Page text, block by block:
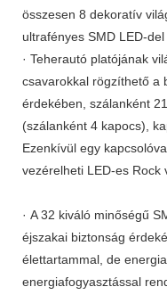
összesen 8 dekoratív
ultrafényes SMD LED-del
· Teherautó platójának
csavarokkal rögzíthető a
érdekében, szálanként
(szálanként 4 kapocs),
Ezenkívül egy
vezérelheti LED-es Rock
· A 32 kiváló minőségű
éjszakai biztonság
élettartammal, de
energiafogyasztással